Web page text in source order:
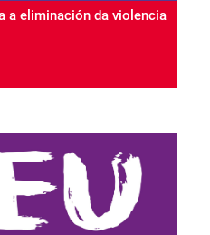
a eliminación da violencia